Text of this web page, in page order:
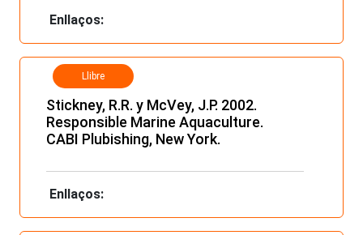
Enllaços:
Llibre
Stickney, R.R. y McVey, J.P. 2002.
Responsible Marine Aquaculture.
CABI Plubishing, New York.
Enllaços: